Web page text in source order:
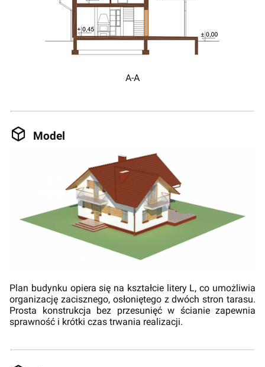
A-A
Model
Plan budynku opiera się na kształcie litery L, co umożliwia
organizację zacisznego, osłoniętego z dwóch stron tarasu.
Prosta konstrukcja bez przesunięć w ścianie zapewnia
sprawność i krótki czas trwania realizacji.